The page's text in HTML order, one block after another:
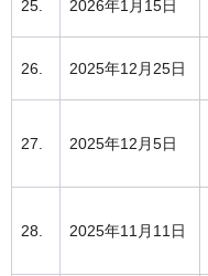
25. 2026年1月15日
26. 2025年12月25日
27. 2025年12月5日
28. 2025年11月11日